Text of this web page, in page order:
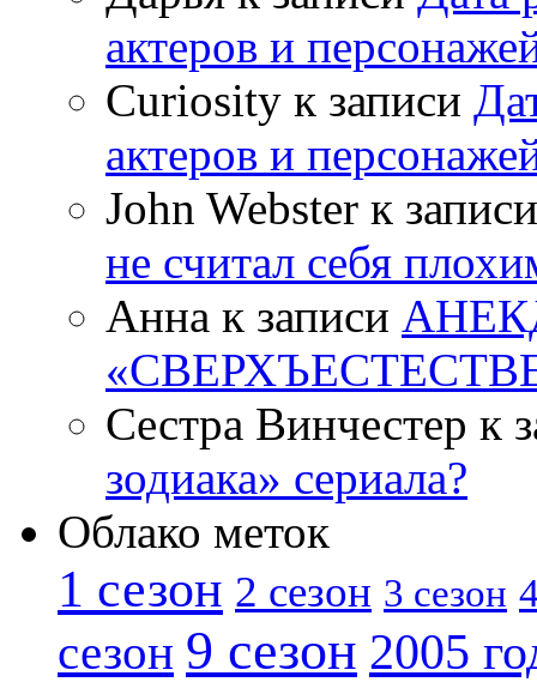
актеров и
Curiosity к записи
актеров и
John Webster к
не считал себя
Анна к записи
Сестра Винчестер к
зодиака» сериала?
Облако меток
1 сезон 2 сезон 3 сезон
сезон 9 сезон 2005